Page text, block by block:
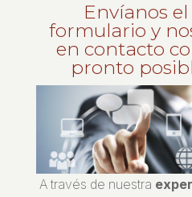
Envíanos
formulario y
en contacto
pronto
A través de nuestra